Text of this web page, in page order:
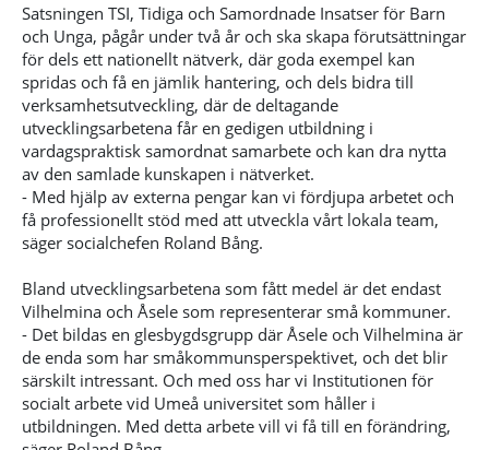
Satsningen TSI, Tidiga och Samordnade Insatser för Barn
och Unga, pågår under två år och ska skapa förutsättningar
för dels ett nationellt nätverk, där goda exempel kan
spridas och få en jämlik hantering, och dels bidra till
verksamhetsutveckling, där de deltagande
utvecklingsarbetena får en gedigen utbildning i
vardagspraktisk samordnat samarbete och kan dra nytta
av den samlade kunskapen i nätverket.
- Med hjälp av externa pengar kan vi fördjupa arbetet och
få professionellt stöd med att utveckla vårt lokala team,
säger socialchefen Roland Bång.
Bland utvecklingsarbetena som fått medel är det endast
Vilhelmina och Åsele som representerar små kommuner.
- Det bildas en glesbygdsgrupp där Åsele och Vilhelmina är
de enda som har småkommunsperspektivet, och det blir
särskilt intressant. Och med oss har vi Institutionen för
socialt arbete vid Umeå universitet som håller i
utbildningen. Med detta arbete vill vi få till en förändring,